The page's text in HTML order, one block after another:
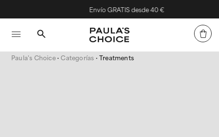
Envío GRATIS desde 40 €
Paula's Choice Categorías Treatments